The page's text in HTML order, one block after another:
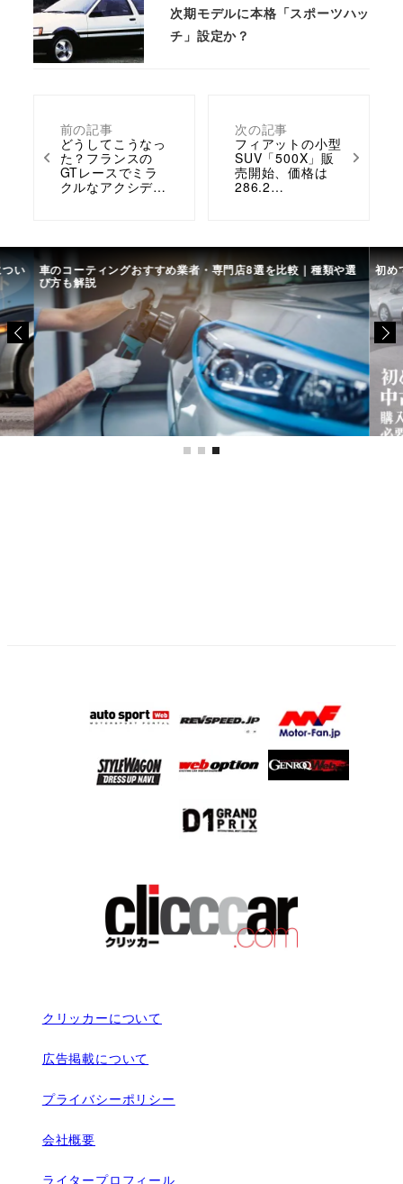
前の記事
どうしてこうなっ
た？フランスの
GTレースでミラ
クルなアクシデ…
次の記事
フィアットの小型
SUV「500X」販
売開始、価格は
286.2…
次期モデルに本格「スポーツハッ
チ」設定か？
い 車のコーティングおすすめ業者・専門店8選を比較｜種類や選
び方も解説
初め
クリッカーについて
広告掲載について
プライバシーポリシー
会社概要
ライタープロフィール